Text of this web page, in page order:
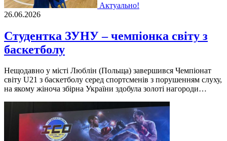
Актуально!
26.06.2026
Студентка ЗУНУ – чемпіонка світу з
баскетболу
Нещодавно у місті Люблін (Польща) завершився Чемпіонат
світу U21 з баскетболу серед спортсменів з порушенням слуху,
на якому жіноча збірна України здобула золоті нагороди…